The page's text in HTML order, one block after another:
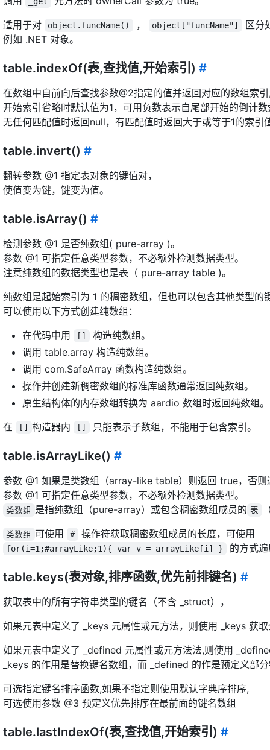
适用于对
object.funcName() ， object["funcName"]
区分
例如 .NET 对象。
table.indexOf(表,查找值,开始索引) #
在数组中自前向后查找参数@2指定的值并返回对应的数组索
开始索引省略时默认值为1，可用负数表示自尾部开始的倒计
无任何匹配值时返回null，有匹配值时返回大于或等于1的索引
table.invert() #
翻转参数 @1 指定表对象的键值对，
使值变为键，键变为值。
table.isArray() #
检测参数 @1 是否纯数组( pure-array )。
参数 @1 可指定任意类型参数，不必额外检测数据类型。
注意纯数组的数据类型也是表（ pure-array table )。
纯数组是起始索引为 1 的稠密数组，但也可以包含其他类型的
可以使用以下方式创建纯数组：
在代码中用
[]
构造纯数组。
调用 table.array 构造纯数组。
调用 com.SafeArray 函数构造纯数组。
操作并创建新稠密数组的标准库函数通常返回纯数组。
原生结构体的内存数组转换为 aardio 数组时返回纯数组。
在
[] 构造器内 [] 只能表示子数组，不能用于包含索引。
table.isArrayLike() #
参数 @1 如果是类数组（array-like table）则返回 true，否
参数 @1 可指定任意类型参数，不必额外检测数据类型。
类数组 是指纯数组（pure-array）或包含稠密数组成员的 表
类数组 可使用 # 操作符获取稠密数组成员的长度，可使用
for(i=1;#arrayLike;1){ var v = arrayLike[i] } 的方式
table.keys(表对象,排序函数,优先前排键名) #
获取表中的所有字符串类型的键名（不含 _struct），
如果元表中定义了 _keys 元属性或元方法，则使用 _keys 获
如果元表中定义了 _defined 元属性或元方法法,则使用
_keys 的作用是替换键名数组，而 _defined 的作是预定义部
可选指定键名排序函数,如果不指定则使用默认字典序排序,
可选使用参数 @3 预定义优先排序在最前面的键名数组
table.lastIndexOf(表,查找值,开始索引) #